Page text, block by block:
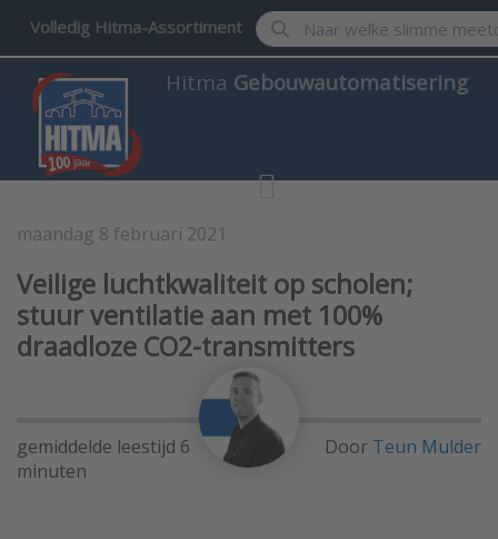
Volledig Hitma-Assortiment Enter a search term.
Hitma Gebouwautomatisering
maandag 8 februari 2021
Gebouwautomatisering
Veilige luchtkwaliteit op scholen;
stuur ventilatie aan met 100%
draadloze CO2-transmitters
gemiddelde leestijd 6
minuten
Door Teun Mulder